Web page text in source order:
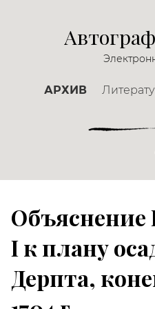
АРХИВ
Объяснение
I к плану
Дерпта,